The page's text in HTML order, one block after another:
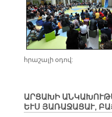
հրաշալի օդով:
ԱՐ­ՑԱ­ԽԻ
ԵՒՍ ՅԱ­ՌԱ­ՋԱ­ՑԱՒ,